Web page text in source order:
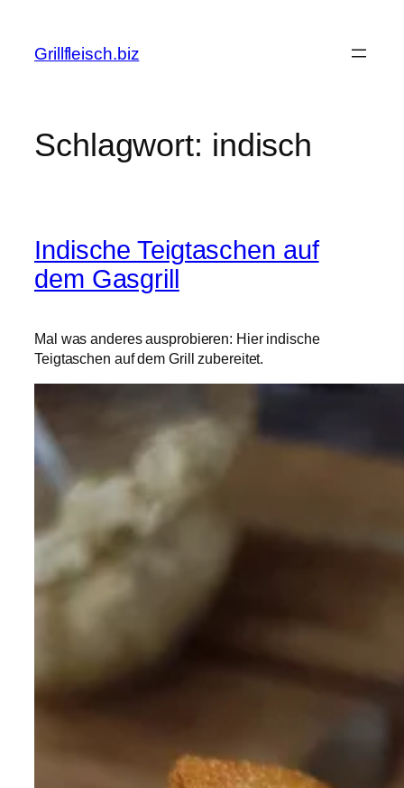
springen
Grillfleisch.biz
Schlagwort: indisch
Indische Teigtaschen auf
dem Gasgrill
Mal was anderes ausprobieren: Hier indische
Teigtaschen auf dem Grill zubereitet.